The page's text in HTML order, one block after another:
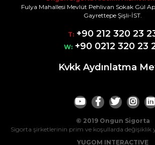
Fulya Mahallesi Mevlüt Pehlivan Sokak Gül
Gayrettepe Şişli-İST.
T: +90 212 320 23
W:+90 0212 320 23
Kvkk Aydınlatma
© 2019 Ongun Sigorta
Sigorta şirketlerinin prim ve koşullarda değişiklik
YUGOM INTERACTIVE